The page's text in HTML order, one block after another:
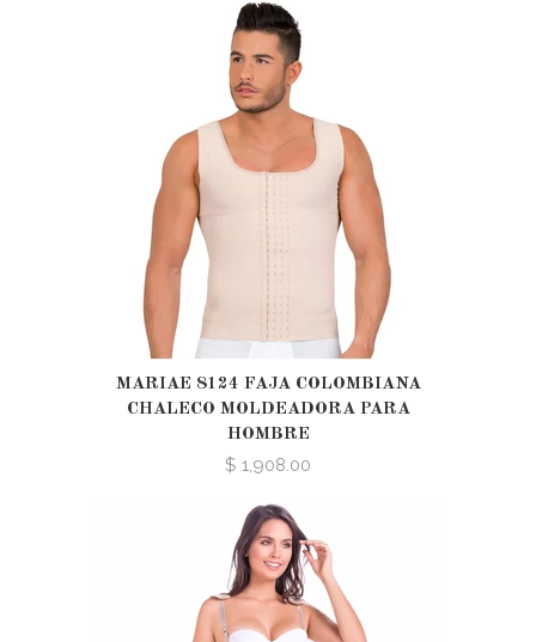
MARIAE 8124 FAJA COLOMBIANA
CHALECO MOLDEADORA PARA
HOMBRE
$ 1,908.00